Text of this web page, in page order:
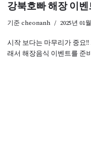
강북호빠 해장 이벤
기준 cheonanh 2025년 01
시작 보다는 마무리가 중요
래서 해장음식 이벤트를 준